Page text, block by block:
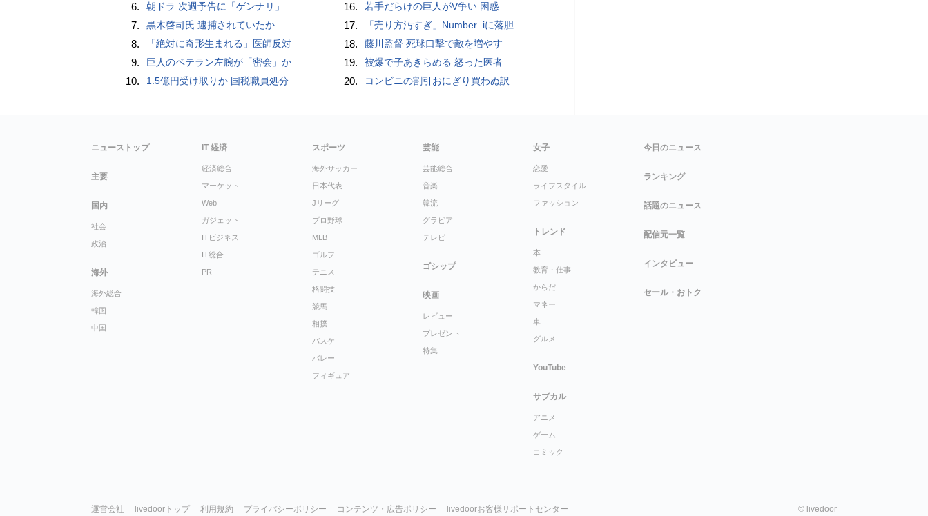
6. 朝ドラ 次週予告に「ゲンナリ」
7. 黒木啓司氏 逮捕されていたか
8. 「絶対に奇形生まれる」医師反対
9. 巨人のベテラン左腕が「密会」か
10. 1.5億円受け取りか 国税職員処分
16. 若手だらけの巨人がV争い 困惑
17. 「売り方汚すぎ」Number_iに落胆
18. 藤川監督 死球口撃で敵を増やす
19. 被爆で子あきらめる 怒った医者
20. コンビニの割引おにぎり買わぬ訳
ニューストップ
主要
国内
社会
政治
海外
海外総合
韓国
中国
IT 経済
経済総合
マーケット
Web
ガジェット
ITビジネス
IT総合
PR
スポーツ
海外サッカー
日本代表
Jリーグ
プロ野球
MLB
ゴルフ
テニス
格闘技
競馬
相撲
バスケ
バレー
フィギュア
芸能
芸能総合
音楽
韓流
グラビア
テレビ
ゴシップ
映画
レビュー
プレゼント
特集
女子
恋愛
ライフスタイル
ファッション
トレンド
本
教育・仕事
からだ
マネー
車
グルメ
YouTube
サブカル
アニメ
ゲーム
コミック
今日のニュース
ランキング
話題のニュース
配信元一覧
インタビュー
セール・おトク
運営会社 livedoorトップ 利用規約 プライバシーポリシー コンテンツ・広告ポリシー livedoorお客様サポートセンター © livedoor